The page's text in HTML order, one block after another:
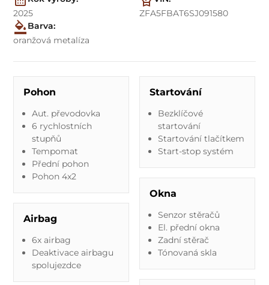
2025
ZFA5FBAT6SJ091580
Barva:
oranžová metalíza
Pohon
Aut. převodovka
6 rychlostních
stupňů
Tempomat
Přední pohon
Pohon 4x2
Airbag
6x airbag
Deaktivace airbagu
spolujezdce
Startování
Bezklíčové
startování
Startování tlačítkem
Start-stop systém
Okna
Senzor stěračů
El. přední okna
Zadní stěrač
Tónovaná skla